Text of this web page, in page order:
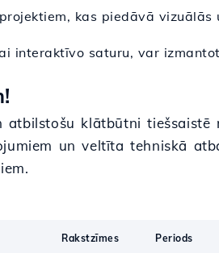
kas piedāvā
interaktīvo saturu, var
klātbūtni
un veltīta tehniskā
Rakstzīmes Periods